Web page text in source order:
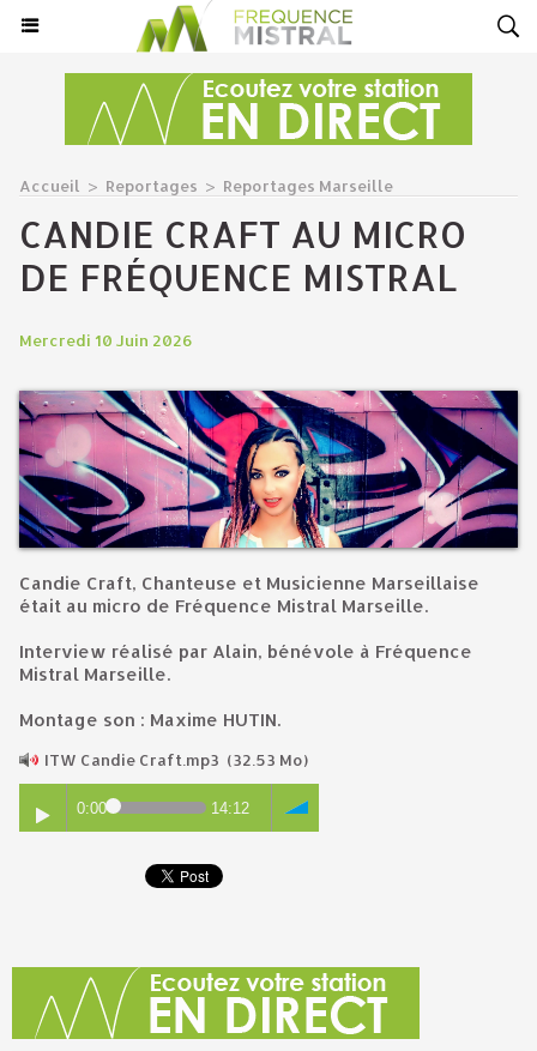
Accueil > Reportages > Reportages Marseille
CANDIE CRAFT AU MICRO
DE FRÉQUENCE MISTRAL
Mercredi 10 Juin 2026
Candie Craft, Chanteuse et Musicienne Marseillaise
était au micro de Fréquence Mistral Marseille.
Interview réalisé par Alain, bénévole à Fréquence
Mistral Marseille.
Montage son : Maxime HUTIN.
ITW Candie Craft.mp3 (32.53 Mo)
0:00 14:12